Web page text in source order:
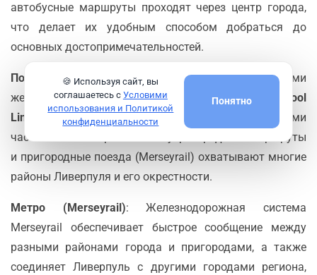
автобусные маршруты проходят через центр города,
что делает их удобным способом добраться до
основных достопримечательностей.
Поезда
: Ливерпуль обслуживается несколькими
железнодорожными станциями, включая
Liverpool
Lime Street, которая соединяет город с другими
частями Великобритании. Внутригородские маршруты
и пригородные поезда (Merseyrail) охватывают многие
районы Ливерпуля и его окрестности.
Метро (Merseyrail): Железнодорожная система
Merseyrail обеспечивает быстрое сообщение между
разными районами города и пригородами, а также
соединяет Ливерпуль с другими городами региона,
🍪 Используя сайт, вы
соглашаетесь с Условими
использования и Политикой
конфиденциальности
Понятно